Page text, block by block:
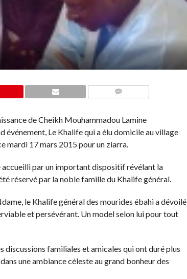
de Cheikh Mouhammadou Lamine
événement, Le Khalife qui a élu domicile au village
mardi 17 mars 2015 pour un ziarra.
accueilli par un important dispositif révélant la
réservé par la noble famille du Khalife général.
le Khalife général des mourides ébahi a dévoilé
et persévérant. Un model selon lui pour tout
discussions familiales et amicales qui ont duré plus
une ambiance céleste au grand bonheur des